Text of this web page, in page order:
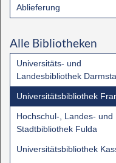
Ablieferung
Alle Bibliotheken
Universitäts- und
Landesbibliothek
Universitätsbibliothek
Hochschul-, Landes- und
Stadtbibliothek Fulda
Universitätsbibliothek